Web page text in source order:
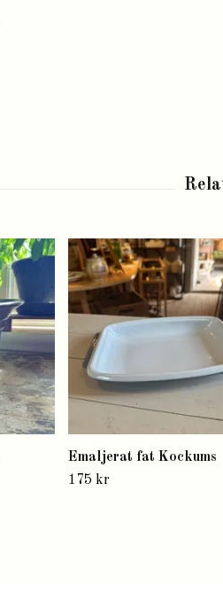
Emaljerat fat Kockums
175 kr